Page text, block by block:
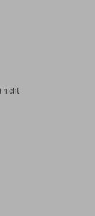
nicht